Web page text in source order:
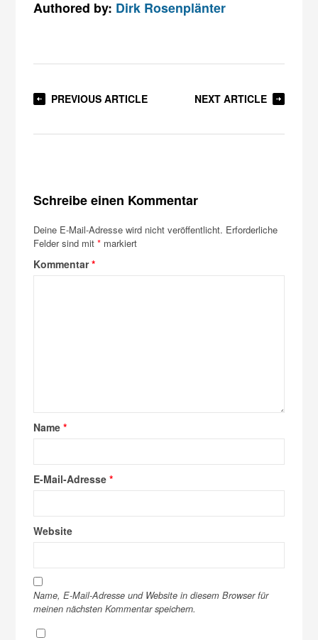
Authored by: Dirk Rosenplänter
PREVIOUS ARTICLE NEXT ARTICLE
Schreibe einen Kommentar
Deine E-Mail-Adresse wird nicht veröffentlicht. Erforderliche
Felder sind mit* markiert
Kommentar*
Name*
E-Mail-Adresse*
Website
Name, E-Mail-Adresse und Website in diesem Browser für
meinen nächsten Kommentar speichern.